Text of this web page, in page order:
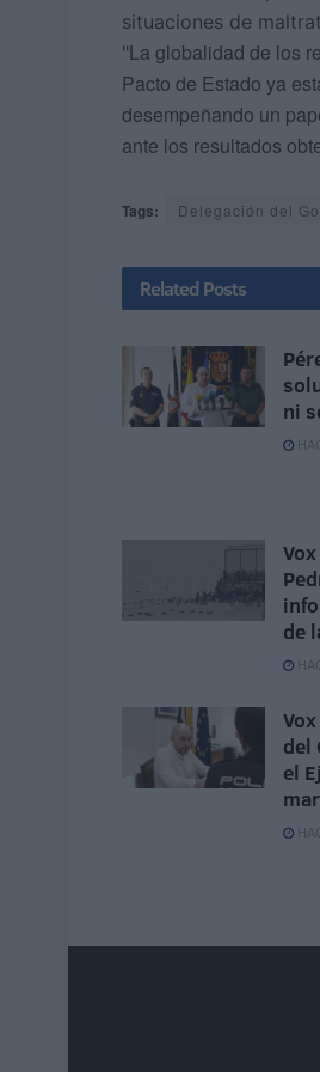
situaciones de
"La globalidad de los
Pacto de Estado ya
desempeñando un
ante los resultados
Tags: Delegación del
Related Posts
ni
de
del
el